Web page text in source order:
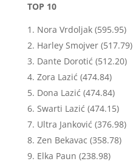
TOP 10
Nora Vrdoljak (595.95)
Harley Smojver (517.79)
Dante Dorotić (512.20)
Zora Lazić (474.84)
Dona Lazić (474.84)
Swarti Lazić (474.15)
Ultra Janković (376.98)
Zen Bekavac (358.78)
Elka Paun (238.98)